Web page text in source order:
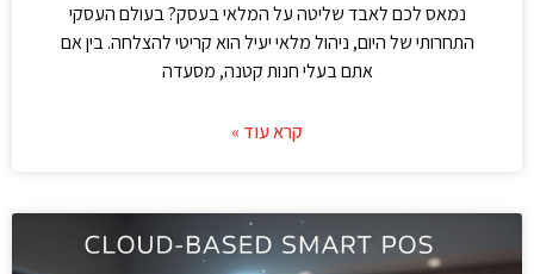
נמאס לכם לאבד שליטה על המלאי בעסק? בעולם העסקי
התחרותי של היום, ניהול מלאי יעיל הוא קריטי להצלחה. בין אם
אתם בעלי חנות קטנה, מסעדה
קרא עוד »